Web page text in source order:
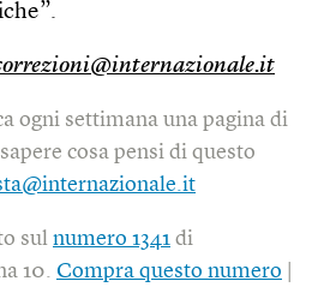
ogni settimana una pagina di
cosa pensi di questo
sul numero 1341 di
10. Compra questo numero